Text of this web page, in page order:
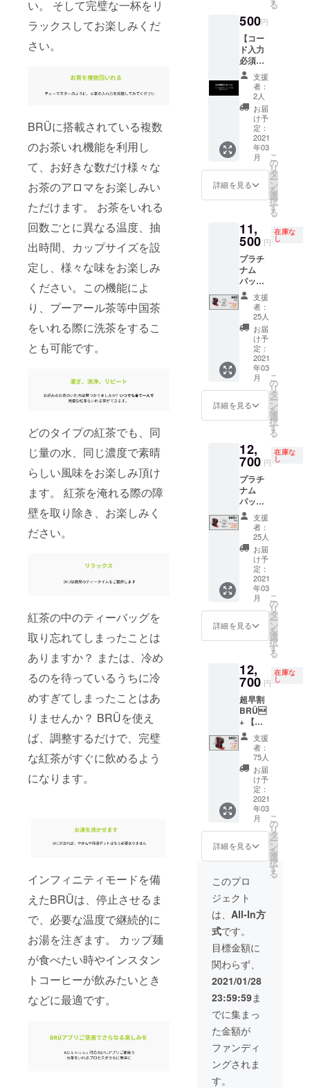
い。 そして完璧な一杯をリ
ラックスしてお楽しみくだ
さい。
BRÜに搭載されている複数
のお茶いれ機能を利用し
て、お好きな数だけ様々な
お茶のアロマをお楽しみい
ただけます。 お茶をいれる
回数ごとに異なる温度、抽
出時間、カップサイズを設
定し、様々な味をお楽しみ
ください。この機能によ
り、プーアール茶等中国茶
をいれる際に洗茶をするこ
とも可能です。
どのタイプの紅茶でも、同
じ量の水、同じ濃度で素晴
らしい風味をお楽しみ頂け
ます。 紅茶を淹れる際の障
壁を取り除き、お楽しみく
ださい。
紅茶の中のティーバッグを
取り忘れてしまったことは
ありますか？ または、冷め
るのを待っているうちに冷
めすぎてしまったことはあ
りませんか？ BRÜを使え
ば、調整するだけで、完璧
な紅茶がすぐに飲めるよう
になります。
インフィニティモードを備
えたBRÜは、停止させるま
で、必要な温度で継続的に
お湯を注ぎます。 カップ麺
が食べたい時やインスタン
トコーヒーが飲みたいとき
などに最適です。
名前と
お届け
先を
ローマ
字にて
ご記入
くださ
い： お
名前 町
名 番
地・
号 建
物名
部屋番
町村 都
道府県
号 例：
Taro
Yamad
a
Shibuy
a 2
Chome
−22−3
Shibuy
a
Higashi
Buildin
g 5F
Shibuy
a-ku
Tokyo
150-
0002
みと
なって
おりま
す。 ※
本品は
海外か
らの発
送とな
るた
め、価
格には
日本の
消費税
は含ま
りませ
ん。 た
税につ
いては
支援者
様にて
別途ご
負担と
なりま
す。予
めご了
承くだ
さい。
※備考欄
に下記
順番に
て、お
お届け
先を
字にて
ご記入
くださ
い： お
名前 町
名 番
地・
号 建
物名
部屋番
号 市区
町村 都
道府県
郵便番
Taro
Yamad
a
Shibuy
Chome
−22−3
Shibuy
a
Higashi
Buildin
g 5F
Shibuy
a-ku
Tokyo
150-
0002
ス×6 ・
ガラス
抽出
チャン
バー×2
・マイ
クロ
メッ
シュふ
るい×2
BRÜ+
マシー
ンのカ
ラーは
れ4色よ
りお選
※こちら
のリ
ターン
価格は
送料込
みと
なって
おりま
す。 ※
本品は
海外か
らの発
送とな
るた
め、価
日本の
消費税
りませ
ん。 た
だし、
輸入関
税につ
いては
支援者
様にて
別途ご
負担と
なりま
す。予
めご了
承くだ
さい。
に下記
順番に
名前と
お届け
先を
ローマ
字にて
ご記入
くださ
い： お
名前 町
名 番
地・
号 建
物名
部屋番
町村 都
道府県
郵便番
号 例：
Taro
Yamad
a
Shibuy
a 2
Chome
−22−3
Shibuy
a
Higashi
Buildin
g 5F
Shibuy
a-ku
Tokyo
150-
0002
トレッ
トホー
ス×6 ・
ガラス
抽出
チャン
バー×2
・マイ
クロ
メッ
シュふ
るい×2
BRÜ マ
シーン
のカ
ラーは
れ4色よ
びくだ
さい。
※こちら
のリ
ターン
価格は
送料込
みと
なって
おりま
す。 ※
本品は
海外か
らの発
送とな
め、価
格には
は含ま
れてお
りませ
ん。 た
だし、
輸入関
税につ
いては
支援者
様にて
別途ご
負担と
なりま
す。予
めご了
さい。
※備考欄
て、お
名前と
お届け
先を
ローマ
字にて
ご記入
くださ
い： お
名前 町
名 番
地・
号 建
物名
部屋番
町村 都
道府県
号 例：
Taro
Yamad
a
Shibuy
a 2
Chome
−22−3
Shibuy
a
Higashi
Buildin
g 5F
Shibuy
a-ku
Tokyo
150-
0002
る
500円
【コー
ド入力
必須】
VIP特別
価格
ニュー
スレ
ターご
案内に
沿って
ご支援
くださ
い。 事
前ご予
約いた
だいた
こちら
をご支
援いた
だけま
す。ご
予約が
確認で
きない
場合こ
ちらの
ご支援
はキャ
ンセル
させて
いただ
きま
す。 備
コード
をご入
力くだ
さい。
お届け
に必要
な情報
はキャ
ンプ
ファイ
ヤー
メッ
セー
ジ、
BRU
TEA
ニュー
りいた
します
のでご
登録
メール
アドレ
スにて
ご確認
くださ
い。
支援
者：
2人
お届
け予
定：
2021
年03
月
詳細を見る
こ
の
リ
タ
ー
ン
を
選
択
す
る
11,
500 円
在庫な
し
プラチ
ナム
パック
BRÜ
【先着
25個限
定・
47％OF
F】定価
21,600
円より
11,000
円OFF
限定版
BRÜ
マグを
プレゼ
ント！
BRÜは
ボタン
を押す
だけで
完璧な
一杯を
入れて
くれる
自動
ティー
マシー
な種類
のお茶
にも対
マシー
ン ・
BRÜ
マグ ・
スペア
のホー
ス×3 ・
グラス
抽出
チャン
バー ・
ふるい
BRÜ マ
シーン
のカ
ラーは4
色より
い。
ンコイ
ン予約
をされ
た方で
プラチ
ナム
パック
をご購
たい場
合はお
手数で
すがこ
ちらを
ご購入
いただ
支援
者：
25人
お届
け予
定：
2021
年03
月
詳細を見る
こ
の
リ
タ
ー
ン
を
選
択
す
る
12,
700 円
在庫な
し
プラチ
ナム
パック
BRÜ
+ 【先
着25個
限定・
46％OF
F】定価
23,700
円より
11,000
円OFF
限定版
BRÜ
マグを
プレゼ
ント！
BRÜは
ボタン
を押す
だけで
完璧な
一杯を
入れて
くれる
自動
ティー
マシー
な種類
のお茶
にも対
+
ティー
マシー
ン ・ス
ペアの
アウト
レット
ホース
×3 ・ガ
ラス抽
出チャ
ンバー
・マイ
クロ
メッ
シュふ
るい
BRÜ+
支援
者：
25人
お届
け予
定：
2021
年03
月
詳細を見る
こ
の
リ
タ
ー
ン
を
選
択
す
る
12,
700 円
在庫な
し
超早割
BRÜ
+ 【先
着75個
限定・
41％OF
F】定価
21,600
円より
8,900円
OFF ボ
タンを
押すだ
けで完
璧な一
杯を入
れてく
れる自
動
ティー
マシー
ンで
す。 ど
んな種
類のお
茶にも
対応す
るBRÜ
をこの
機会に
是非！
・
BRÜ+
ティー
支援
者：
75人
お届
け予
定：
2021
年03
月
詳細を見る
こ
の
リ
タ
ー
ン
を
選
択
す
る
このプロ
ジェクト
は、 All-In方
式です。
目標金額に
関わらず、
2021/01/28
23:59:59ま
でに集まっ
た金額が
ファンディ
ングされま
す。